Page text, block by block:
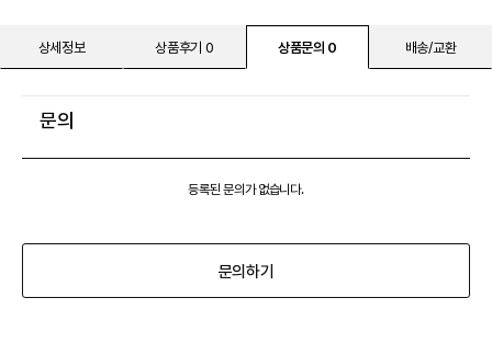
상세정보 상품후기 0 상품문의 0 배송/교환
문의
등록된 문의가 없습니다.
문의하기